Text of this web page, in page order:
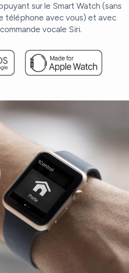
sur le Smart Watch (sans
téléphone avec vous) et avec
vocale Siri.